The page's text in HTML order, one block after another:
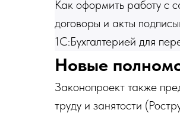
Как оформить работу с
договоры и акты
1С:Бухгалтерией для
Новые
Законопроект также
труду и занятости